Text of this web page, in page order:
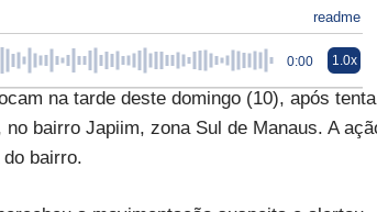
readme
0:00 1.0x
na tarde deste domingo (10), após
bairro Japiim, zona Sul de Manaus. A
bairro.